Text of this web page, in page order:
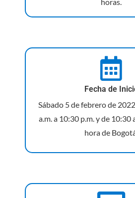
Fecha de
Sábado 5 de febrero de
a.m. a 10:30 p.m. y de 10:30
hora de